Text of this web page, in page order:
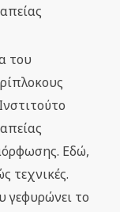
του
Εδώ,
τεχνικές.
γεφυρώνει το